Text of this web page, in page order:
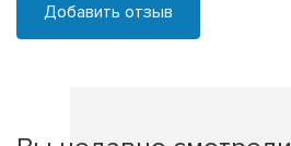
Добавить отзыв